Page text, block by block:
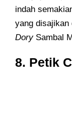
indah
yang disajikan
DorySambal
8. Petik